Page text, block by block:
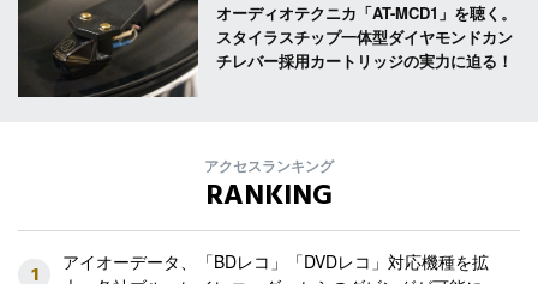
オーディオテクニカ「AT-MCD1」を聴く。
スタイラスチップ一体型ダイヤモンドカン
チレバー採用カートリッジの実力に迫る！
アクセスランキング
RANKING
1
アイオーデータ、「BDレコ」「DVDレコ」対応機種を拡